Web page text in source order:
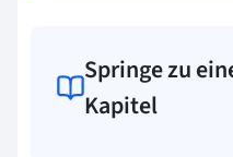
Springe zu
Kapitel